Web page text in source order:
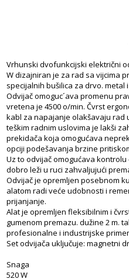
Vrhunski dvofunkcijski električni
W dizajniran je za rad sa vijcima
specijalnih bušilica za drvo. metal
Odvijač omoguc´ava promenu
vretena je 4500 o/min. Čvrst
kabl za napajanje olakšavaju rad
teškim radnim uslovima je lakši
prekidača koja omogućava
opciji podešavanja brzine
Uz to odvijač omogućava
dobro leži u ruci zahvaljujući
Odvijač je opremljen posebnom
alatom radi veće udobnosti i
prijanjanje.
Alat je opremljen fleksibilnim i
gumenom premazu. dužine 2 m.
profesionalne i industrijske
Set odvijača uključuje: magnetni
Snaga
520 W